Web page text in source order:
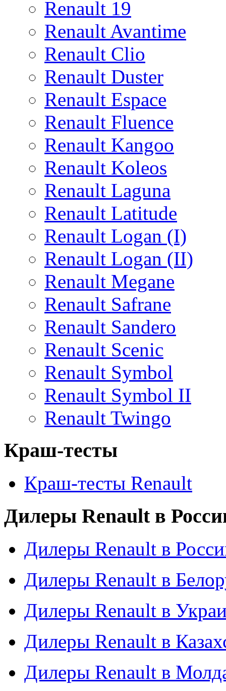
Renault 19
Renault Avantime
Renault Clio
Renault Duster
Renault Espace
Renault Fluence
Renault Kangoo
Renault Koleos
Renault Laguna
Renault Latitude
Renault Logan (I)
Renault Logan (II)
Renault Megane
Renault Safrane
Renault Sandero
Renault Scenic
Renault Symbol
Renault Symbol II
Renault Twingo
Краш-тесты
Краш-тесты Renault
Дилеры Renault в
Дилеры Renault в
Дилеры Renault в
Дилеры Renault в
Дилеры Renault в
Дилеры Renault в